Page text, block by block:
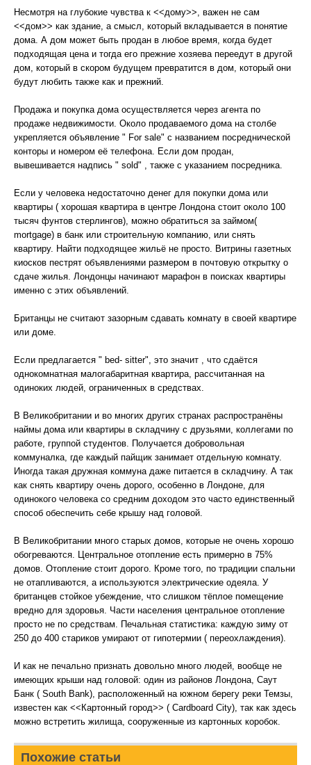
Несмотря на глубокие чувства к <<дому>>, важен не сам
<<дом>> как здание, а смысл, который вкладывается в понятие
дома. А дом может быть продан в любое время, когда будет
подходящая цена и тогда его прежние хозяева переедут в другой
дом, который в скором будущем превратится в дом, который они
будут любить также как и прежний.
Продажа и покупка дома осуществляется через агента по
продаже недвижимости. Около продаваемого дома на столбе
укрепляется объявление " For sale" с названием посреднической
конторы и номером её телефона. Если дом продан,
вывешивается надпись " sold" , также с указанием посредника.
Если у человека недостаточно денег для покупки дома или
квартиры ( хорошая квартира в центре Лондона стоит около 100
тысяч фунтов стерлингов), можно обратиться за займом(
mortgage) в банк или строительную компанию, или снять
квартиру. Найти подходящее жильё не просто. Витрины газетных
киосков пестрят объявлениями размером в почтовую открытку о
сдаче жилья. Лондонцы начинают марафон в поисках квартиры
именно с этих объявлений.
Британцы не считают зазорным сдавать комнату в своей квартире
или доме.
Если предлагается " bed- sitter", это значит , что сдаётся
однокомнатная малогабаритная квартира, рассчитанная на
одиноких людей, ограниченных в средствах.
В Великобритании и во многих других странах распространёны
наймы дома или квартиры в складчину с друзьями, коллегами по
работе, группой студентов. Получается добровольная
коммуналка, где каждый пайщик занимает отдельную комнату.
Иногда такая дружная коммуна даже питается в складчину. А так
как снять квартиру очень дорого, особенно в Лондоне, для
одинокого человека со средним доходом это часто единственный
способ обеспечить себе крышу над головой.
В Великобритании много старых домов, которые не очень хорошо
обогреваются. Центральное отопление есть примерно в 75%
домов. Отопление стоит дорого. Кроме того, по традиции спальни
не отапливаются, а используются электрические одеяла. У
британцев стойкое убеждение, что слишком тёплое помещение
вредно для здоровья. Части населения центральное отопление
просто не по средствам. Печальная статистика: каждую зиму от
250 до 400 стариков умирают от гипотермии ( переохлаждения).
И как не печально признать довольно много людей, вообще не
имеющих крыши над головой: один из районов Лондона, Саут
Банк ( South Bank), расположенный на южном берегу реки Темзы,
известен как <<Картонный город>> ( Cardboard City), так как здесь
можно встретить жилища, сооруженные из картонных коробок.
Похожие статьи